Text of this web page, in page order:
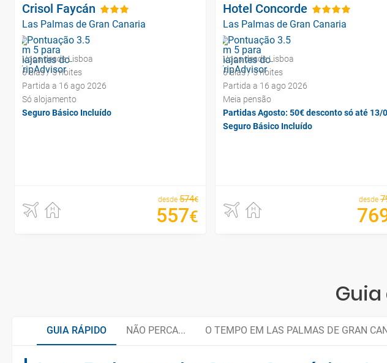
Crisol Faycán
Las Palmas de Gran Canaria
Voos desde Lisboa
6 dias / 5 noites
Partida a 16 ago 2026
Só alojamento
Seguro Básico Incluído
desde 574€
557€
Hotel Concorde
Las Palmas de Gran Canaria
Voos desde Lisboa
6 dias / 5 noites
Partida a 16 ago 2026
Meia pensão
Partidas Agosto: 50€ desconto só até 13/
Seguro Básico Incluído
desde
GUIA RÁPIDO NÃO PERCA... O TEMPO EM LAS PALMAS DE GRAN